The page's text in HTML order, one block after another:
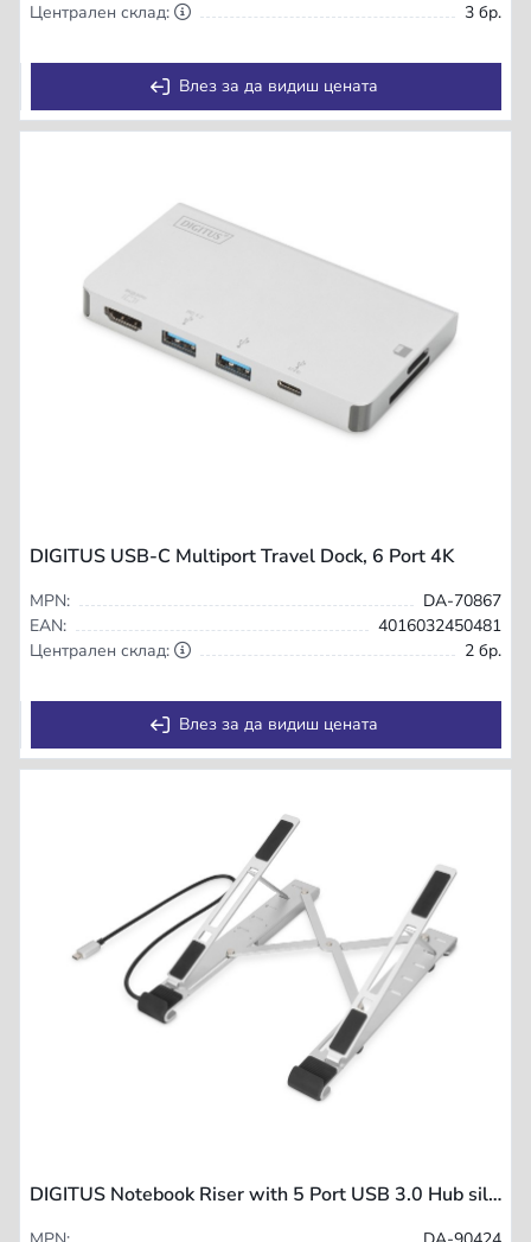
Централен склад:
3 бр.
Влез за да видиш цената
DIGITUS USB-C Multiport Travel Dock, 6 Port 4K
MPN:
DA-70867
EAN:
4016032450481
Централен склад:
2 бр.
Влез за да видиш цената
DIGITUS Notebook Riser with 5 Port USB 3.0 Hub silver